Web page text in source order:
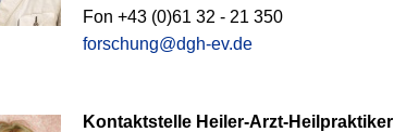
Fon +43 (0)61 32 - 21 350
forschung@dgh-ev.de
Kontaktstelle Heiler-Arzt-Heilpraktiker